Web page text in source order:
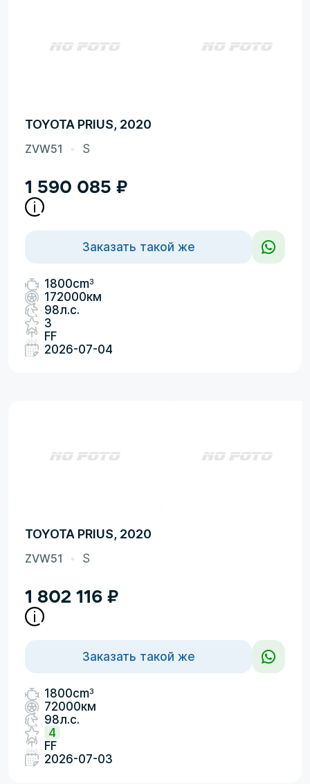
TOYOTA PRIUS, 2020
ZVW51 S
1 590 085 ₽
Заказать такой же
1800cm3
172000км
98л.с.
3
FF
2026-07-04
TOYOTA PRIUS, 2020
ZVW51 S
1 802 116 ₽
Заказать такой же
1800cm3
72000км
98л.с.
4
FF
2026-07-03